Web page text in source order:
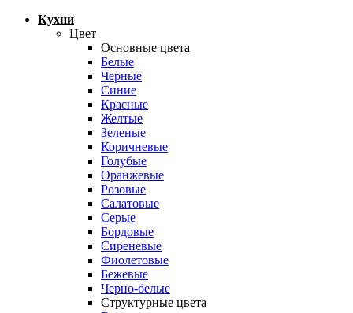
Кухни
Цвет
Основные цвета
Белые
Черные
Синие
Красные
Желтые
Зеленые
Коричневые
Голубые
Оранжевые
Розовые
Салатовые
Серые
Бордовые
Сиреневые
Фиолетовые
Бежевые
Черно-белые
Структурные цвета